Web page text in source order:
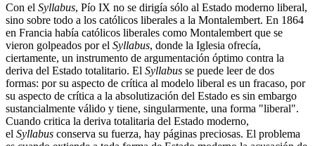
Con el Syllabus, Pío IX no se dirigía sólo al Estado moderno liberal,
sino sobre todo a los católicos liberales a la Montalembert. En 1864
en Francia había católicos liberales como Montalembert que se
vieron golpeados por el Syllabus, donde la Iglesia ofrecía,
ciertamente, un instrumento de argumentación óptimo contra la
deriva del Estado totalitario. El Syllabus se puede leer de dos
formas: por su aspecto de crítica al modelo liberal es un fracaso, por
su aspecto de crítica a la absolutización del Estado es sin embargo
sustancialmente válido y tiene, singularmente, una forma "liberal".
Cuando critica la deriva totalitaria del Estado moderno,
el Syllabus conserva su fuerza, hay páginas preciosas. El problema